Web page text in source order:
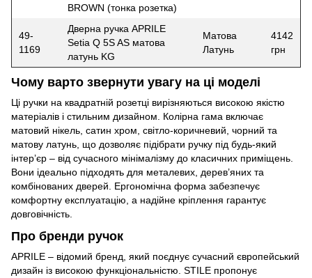
BROWN (тонка розетка)
49-
1169
Дверна ручка APRILE
Setia Q 5S AS матова
латунь KG
Матова
Латунь
4142
грн
Чому варто звернути увагу на ці моделі
Ці ручки на квадратній розетці вирізняються високою якістю
матеріалів і стильним дизайном. Колірна гама включає
матовий нікель, сатин хром, світло-коричневий, чорний та
матову латунь, що дозволяє підібрати ручку під будь-який
інтер’єр – від сучасного мінімалізму до класичних приміщень.
Вони ідеально підходять для металевих, дерев’яних та
комбінованих дверей. Ергономічна форма забезпечує
комфортну експлуатацію, а надійне кріплення гарантує
довговічність.
Про бренди ручок
APRILE – відомий бренд, який поєднує сучасний європейський
дизайн із високою функціональністю. STILE пропонує